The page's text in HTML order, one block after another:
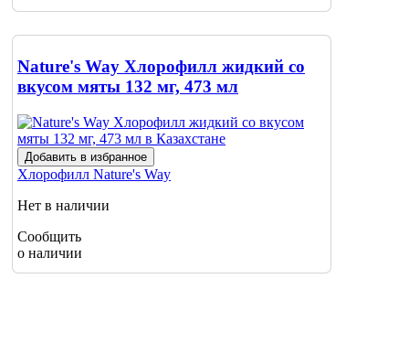
Nature's Way Хлорофилл жидкий со
вкусом мяты 132 мг, 473 мл
Добавить в избранное
Хлорофилл Nature's Way
Нет в наличии
Сообщить
о наличии